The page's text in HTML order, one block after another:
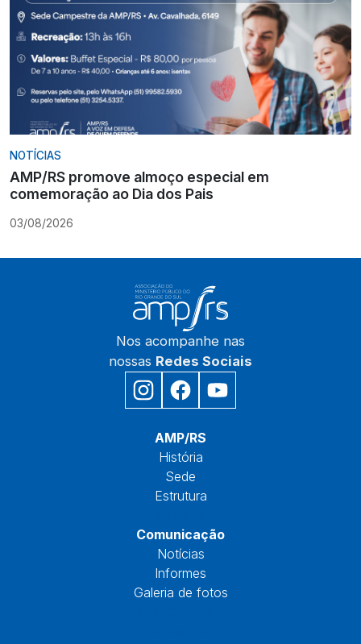
NOTÍCIAS
AMP/RS promove almoço especial em
comemoração ao Dia dos Pais
03/08/2026
Nos acompanhe nas
nossas Redes Sociais
AMP/RS
História
Sede
Estrutura
Comunicação
Notícias
Informes
Galeria de fotos